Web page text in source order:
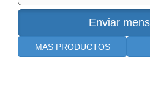
MAS PRODUCTOS